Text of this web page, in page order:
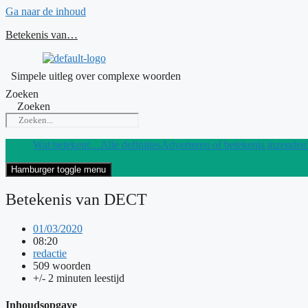
Ga naar de inhoud
Betekenis van…
Simpele uitleg over complexe woorden
Zoeken
Zoeken
Wat betekent… Alle definitiesAdverteren of betekenis
Hamburger toggle menu
Betekenis van DECT
01/03/2020
08:20
redactie
509 woorden
+/- 2 minuten leestijd
Inhoudsopgave